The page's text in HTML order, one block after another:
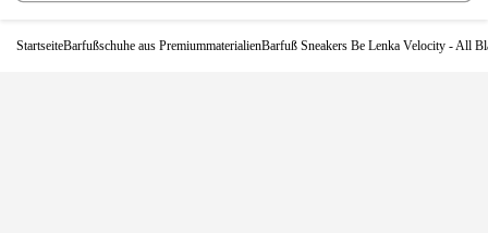
StartseiteBarfußschuhe aus PremiummaterialienBarfuß Sneakers Be Lenka Velocity - All